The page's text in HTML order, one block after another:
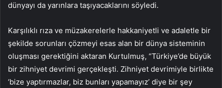
dünyayı da yarınlara taşıyacaklarını söyledi.
Karşılıklı rıza ve müzakerelerle hakkaniyetli ve adaletle bir
şekilde sorunları çözmeyi esas alan bir dünya sisteminin
oluşması gerektiğini aktaran Kurtulmuş, “Türkiye’de büyük
bir zihniyet devrimi gerçekleşti. Zihniyet devrimiyle birlikte
‘bize yaptırmazlar, biz bunları yapamayız’ diye bir şey